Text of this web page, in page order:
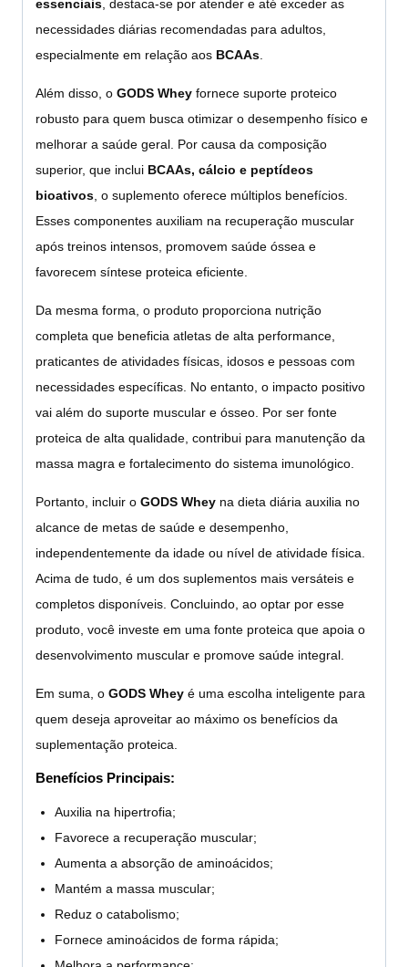
essenciais , destaca-se por atender e até exceder as
necessidades diárias recomendadas para adultos,
especialmente em relação aos BCAAs
Além disso, o GODS Whey fornece suporte proteico
robusto para quem busca otimizar o desempenho físico e
melhorar a saúde geral. Por causa da composição
superior, que inclui BCAAs, cálcio e peptídeos
bioativos , o suplemento oferece múltiplos benefícios.
Esses componentes auxiliam na recuperação muscular
após treinos intensos, promovem saúde óssea e
favorecem síntese proteica eficiente.
Da mesma forma, o produto proporciona nutrição
completa que beneficia atletas de alta performance,
praticantes de atividades físicas, idosos e pessoas com
necessidades específicas. No entanto, o impacto positivo
vai além do suporte muscular e ósseo. Por ser fonte
proteica de alta qualidade, contribui para manutenção da
massa magra e fortalecimento do sistema imunológico.
Portanto, incluir o GODS Whey na dieta diária auxilia no
alcance de metas de saúde e desempenho,
independentemente da idade ou nível de atividade física.
Acima de tudo, é um dos suplementos mais versáteis e
completos disponíveis. Concluindo, ao optar por esse
produto, você investe em uma fonte proteica que apoia o
desenvolvimento muscular e promove saúde integral.
Em suma, o GODS Whey é uma escolha inteligente para
quem deseja aproveitar ao máximo os benefícios da
suplementação proteica.
Benefícios Principais:
Auxilia na hipertrofia;
Favorece a recuperação muscular;
Aumenta a absorção de aminoácidos;
Mantém a massa muscular;
Reduz o catabolismo;
Fornece aminoácidos de forma rápida;